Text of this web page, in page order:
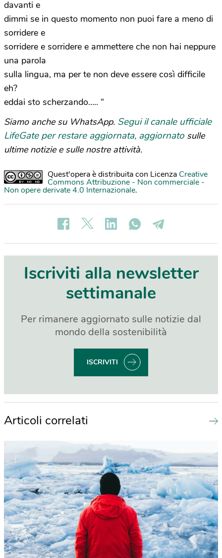
davanti e
dimmi se in questo momento non puoi fare a meno di
sorridere e
sorridere e sorridere e ammettere che non hai neppure
una parola
sulla lingua, ma per te non deve essere così difficile
eh?
eddai sto scherzando….. “
Siamo anche su WhatsApp. Segui il canale ufficiale
LifeGate per restare aggiornata, aggiornato sulle
ultime notizie e sulle nostre attività.
Quest'opera è distribuita con Licenza Creative
Commons Attribuzione - Non commerciale -
Non opere derivate 4.0 Internazionale.
Iscriviti alla newsletter
settimanale
Per rimanere aggiornato sulle notizie dal
mondo della sostenibilità
ISCRIVITI
Articoli correlati